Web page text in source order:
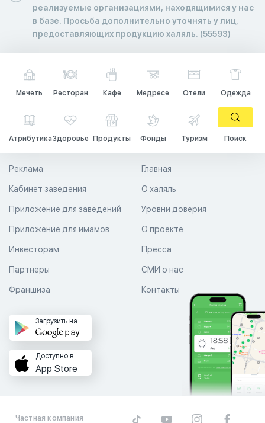
реализуемые организациями, находящимися у нас
в базе. Просьба дополнительно уточнять у лиц,
предоставляющих продукцию халяль. (55593)
Мечеть Ресторан Кафе Медресе Отели Одежда
АтрибутикаЗдоровье Продукты Фонды Туризм Поиск
Главная
О халяль
Уровни доверия
Реклама
Кабинет заведения
Приложение для заведений
Приложение для имамов О проекте
Пресса
СМИ о нас
Контакты
Инвесторам
Партнеры
Франшиза
Загрузить на
Доступно в
App Store
Частная компания